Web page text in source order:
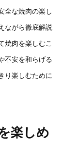
全な焼肉の楽し
ながら徹底解説
焼肉を楽しむこ
不安を和らげる
り楽しむために
楽しめ